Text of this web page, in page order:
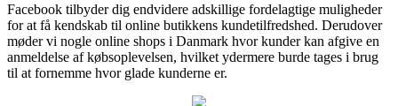
Facebook tilbyder dig endvidere adskillige fordelagtige muligheder
for at få kendskab til online butikkens kundetilfredshed. Derudover
møder vi nogle online shops i Danmark hvor kunder kan afgive en
anmeldelse af købsoplevelsen, hvilket ydermere burde tages i brug
til at fornemme hvor glade kunderne er.